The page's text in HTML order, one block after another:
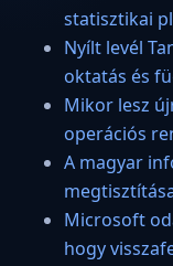
statisztikai
Nyílt levél
oktatás és
Mikor lesz
operációs
A magyar
Microsoft
hogy